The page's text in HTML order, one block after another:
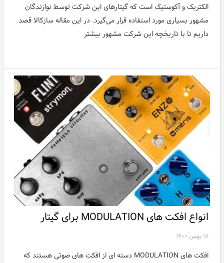
الکتریک و آکوستیک است که گیتارهای این شرکت توسط نوازندگان
مشهور بسیاری مورد استفاده قرار می‌گیرد. در این مقاله سازکالا قصد
داریم تا با تاریخچه این شرکت مشهور بیشتر
انواع افکت های MODULATION برای گیتار
۱۸ بهمن ۱۴۰۰
افکت های MODULATION دسته ای از افکت های صوتی هستند که